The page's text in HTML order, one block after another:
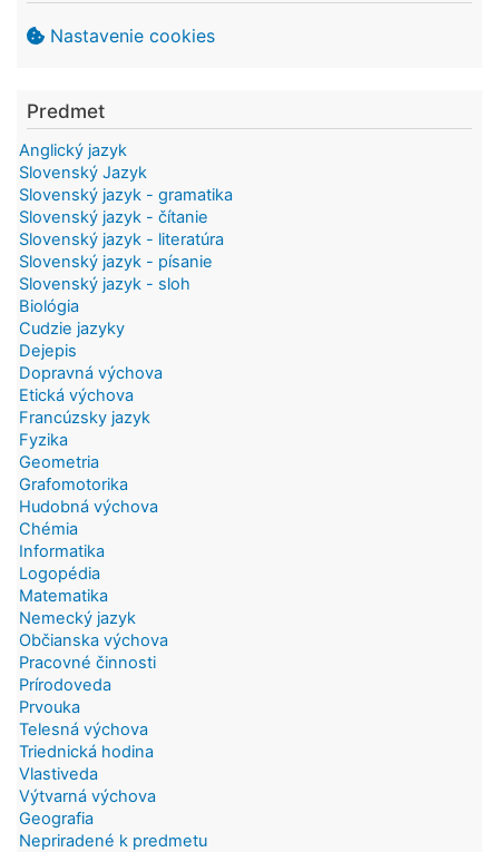
Nastavenie cookies
Predmet
Anglický jazyk
Slovenský Jazyk
Slovenský jazyk - gramatika
Slovenský jazyk - čítanie
Slovenský jazyk - literatúra
Slovenský jazyk - písanie
Slovenský jazyk - sloh
Biológia
Cudzie jazyky
Dejepis
Dopravná výchova
Etická výchova
Francúzsky jazyk
Fyzika
Geometria
Grafomotorika
Hudobná výchova
Chémia
Informatika
Logopédia
Matematika
Nemecký jazyk
Občianska výchova
Pracovné činnosti
Prírodoveda
Prvouka
Telesná výchova
Triednická hodina
Vlastiveda
Výtvarná výchova
Geografia
Nepriradené k predmetu